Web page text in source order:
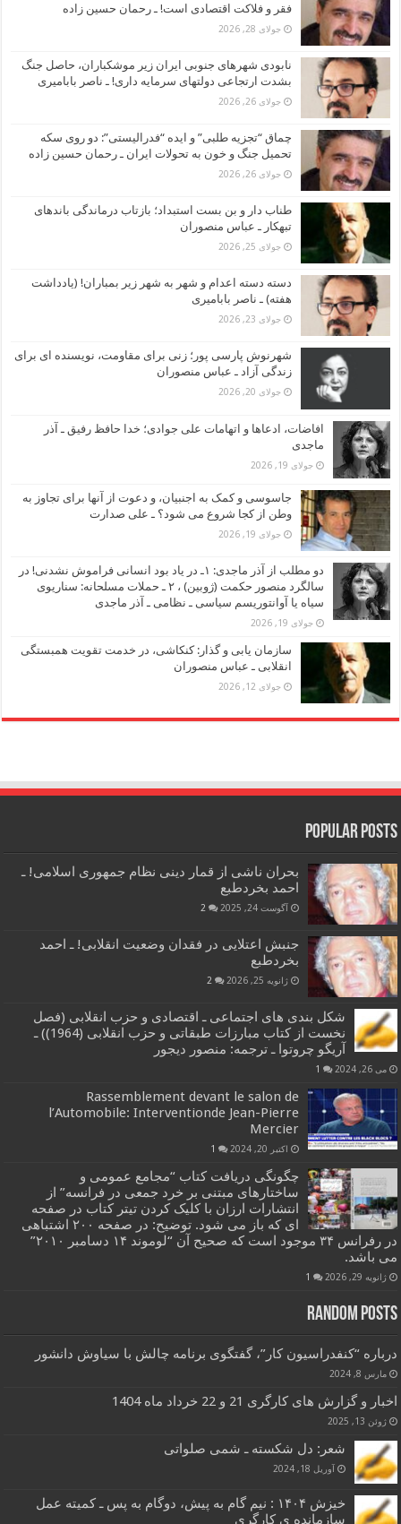
فقر و فلاکت اقتصادی است! ـ رحمان حسین زاده
جولای 28, 2026
نابودی شهرهای جنوبی ایران زیر موشکباران، حاصل جنگ
بشدت ارتجاعی دولتهای سرمایه داری! ـ ناصر بابامیری
جولای 26, 2026
چماق “تجزیه طلبی” و ایده “فدرالیستی”: دو روی سکه
تحمیل جنگ و خون به تحولات ایران ـ رحمان حسین زاده
جولای 26, 2026
طناب دار و بن بست استبداد؛ بازتاب درماندگی باندهای
تبهکار ـ عباس منصوران
جولای 25, 2026
دسته دسته اعدام و شهر به شهر زیر بمباران! (یادداشت
هفته) ـ ناصر بابامیری
جولای 23, 2026
شهرنوش پارسی پور؛ زنی برای مقاومت، نویسنده ای برای
زندگی آزاد ـ عباس منصوران
جولای 20, 2026
افاضات، ادعاها و اتهامات علی جوادی؛ خدا حافظ رفیق ـ آذر
ماجدی
جولای 19, 2026
جاسوسی و کمک به اجنبیان، و دعوت از آنها برای تجاوز به
وطن از کجا شروع می شود؟ ـ علی صدارت
جولای 19, 2026
دو مطلب از آذر ماجدی: ۱ـ در یاد بود انسانی فراموش نشدنی! در
سالگرد منصور حکمت (ژوبین) ، ۲ ـ حملات مسلحانه: سناریوی
سیاه یا آوانتوریسم سیاسی ـ نظامی ـ آذر ماجدی
جولای 19, 2026
سازمان یابی و گذار: کنکاشی، در خدمت تقویت همبستگی
انقلابی ـ عباس منصوران
جولای 12, 2026
Popular Posts
بحران ناشی از قمار دینی نظام جمهوری اسلامی! ـ
احمد بخردطبع
آگوست 24, 2025 2
جنبش اعتلایی در فقدان وضعیت انقلابی! ـ احمد
بخردطبع
ژانویه 25, 2026 2
شکل بندی های اجتماعی ـ اقتصادی و حزب انقلابی (فصل
نخست از کتاب مبارزات طبقاتی و حزب انقلابی (1964)) ـ
آریگو چروتوا ـ ترجمه: منصور دیجور
می 26, 2024 1
Rassemblement devant le salon de
l’Automobile: Interventionde Jean-Pierre
Mercier
اکتبر 20, 2024 1
چگونگی دریافت کتاب “مجامع عمومی و
ساختارهای مبتنی بر خرد جمعی در فرانسه” از
انتشارات ارزان با کلیک کردن تیتر کتاب در صفحه
ای که باز می شود. توضیح: در صفحه ۲۰۰ اشتباهی
در رفرانس ۳۴ موجود است که صحیح آن “لوموند ۱۴ دسامبر ۲۰۱۰”
می باشد.
ژانویه 29, 2026 1
Random Posts
درباره “کنفدراسیون کار”، گفتگوی برنامه چالش با سیاوش دانشور
مارس 8, 2024
اخبار و گزارش های کارگری 21 و 22 خرداد ماه 1404
ژوئن 13, 2025
شعر: دل شکسته ـ شمی صلواتی
آوریل 18, 2024
خیزش ۱۴۰۴ : نیم گام به پیش، دوگام به پس ـ کمیته عمل
سازمانده ی کارگری